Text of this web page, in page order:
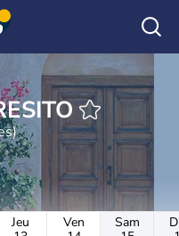
Jeu
Ven
Sam